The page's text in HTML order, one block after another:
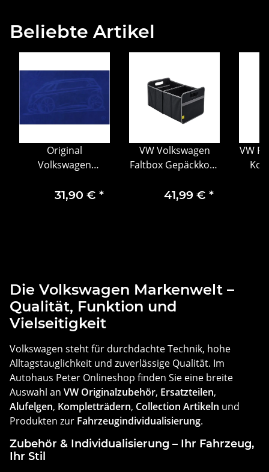
Beliebte Artikel
Original
Volkswagen
180x100cm ID Buzz
31,90 € *
VW Volkswagen
Faltbox Gepäckkorb
Silber 330061104
41,99 € *
VW
Die Volkswagen Markenwelt –
Qualität, Funktion und
Vielseitigkeit
Volkswagen steht für durchdachte Technik, hohe
Alltagstauglichkeit und zuverlässige Qualität. Im
Autohaus Peter Onlineshop finden Sie eine breite
Auswahl an VW Originalzubehör, Ersatzteilen,
Alufelgen, Kompletträdern, Collection Artikeln und
Produkten zur Fahrzeugindividualisierung.
Zubehör & Individualisierung – Ihr Fahrzeug,
Ihr Stil